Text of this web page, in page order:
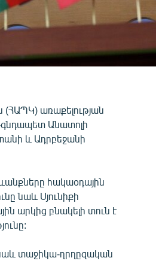
առաքելության
Անատոլի
և Ադրբեջանի
հակաօդային
նաև Սյունիքի
արկից բնակելի տուն է
տաջիկա-ղրղըզական